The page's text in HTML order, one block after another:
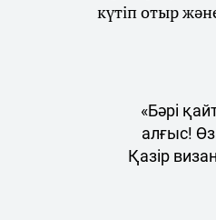
күтіп отыр
«Бәрі
алғыс!
Қазір